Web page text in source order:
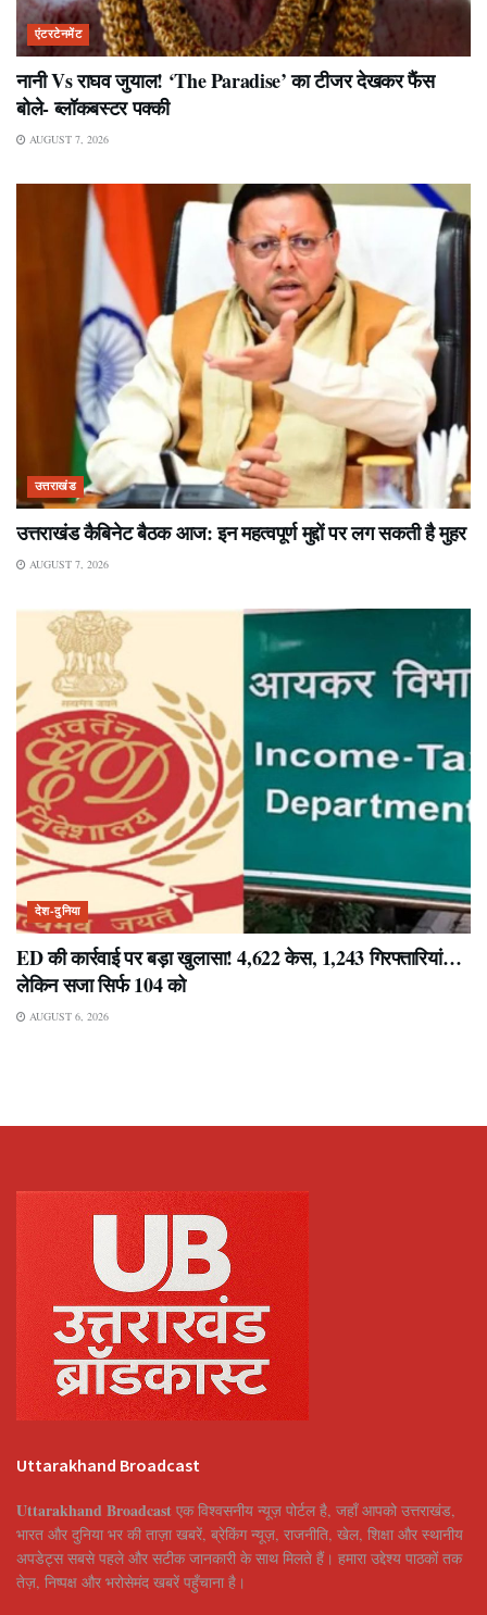
एंटरटेनमेंट
नानी Vs राघव जुयाल! ‘The Paradise’ का टीजर देखकर फैंस
बोले- ब्लॉकबस्टर पक्की
AUGUST 7, 2026
उत्तराखंड
उत्तराखंड कैबिनेट बैठक आज: इन महत्वपूर्ण मुद्दों पर लग सकती है मुहर
AUGUST 7, 2026
देश-दुनिया
ED की कार्रवाई पर बड़ा खुलासा! 4,622 केस, 1,243 गिरफ्तारियां…
लेकिन सजा सिर्फ 104 को
AUGUST 6, 2026
Uttarakhand Broadcast
Uttarakhand Broadcast एक विश्वसनीय न्यूज़ पोर्टल है, जहाँ आपको उत्तराखंड,
भारत और दुनिया भर की ताज़ा खबरें, ब्रेकिंग न्यूज़, राजनीति, खेल, शिक्षा और स्थानीय
अपडेट्स सबसे पहले और सटीक जानकारी के साथ मिलते हैं। हमारा उद्देश्य पाठकों तक
तेज़, निष्पक्ष और भरोसेमंद खबरें पहुँचाना है।